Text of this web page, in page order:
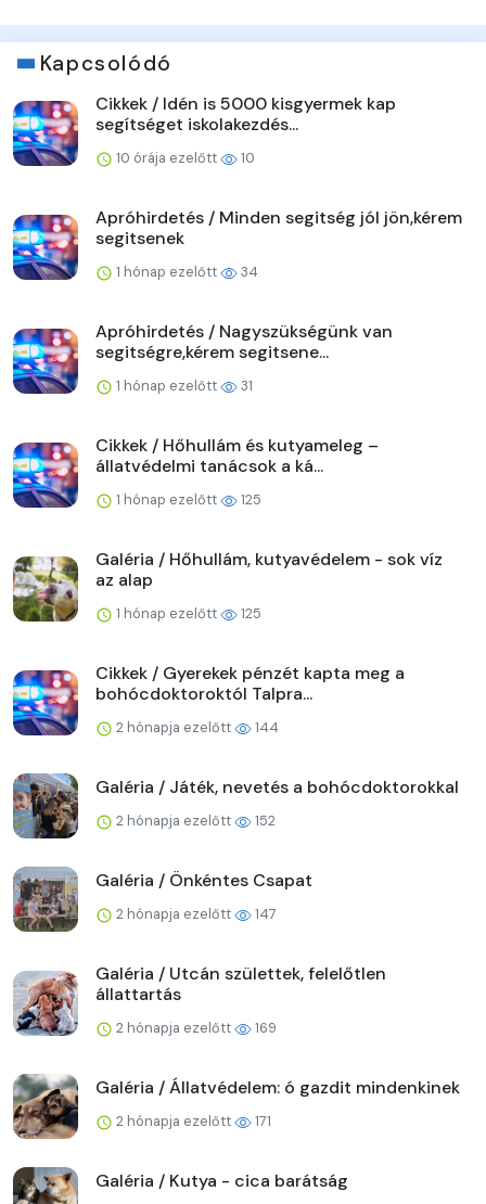
Kapcsolódó
Cikkek / Idén is 5000 kisgyermek kap
segítséget iskolakezdés...
10 órája ezelőtt 10
Apróhirdetés / Minden segitség jól jön,kérem
segitsenek
1 hónap ezelőtt 34
Apróhirdetés / Nagyszükségünk van
segitségre,kérem segitsene...
1 hónap ezelőtt 31
Cikkek / Hőhullám és kutyameleg –
állatvédelmi tanácsok a ká...
1 hónap ezelőtt 125
Galéria / Hőhullám, kutyavédelem - sok víz
az alap
1 hónap ezelőtt 125
Cikkek / Gyerekek pénzét kapta meg a
bohócdoktoroktól Talpra...
2 hónapja ezelőtt 144
Galéria / Játék, nevetés a bohócdoktorokkal
2 hónapja ezelőtt 152
Galéria / Önkéntes Csapat
2 hónapja ezelőtt 147
Galéria / Utcán születtek, felelőtlen
állattartás
2 hónapja ezelőtt 169
Galéria / Állatvédelem: ó gazdit mindenkinek
2 hónapja ezelőtt 171
Galéria / Kutya - cica barátság